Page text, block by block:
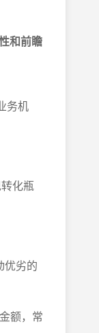
和前瞻
务机
化瓶
优劣的
额，常